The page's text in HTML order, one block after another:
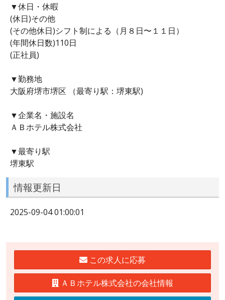
▼休日・休暇
(休日)その他
(その他休日)シフト制による（月８日〜１１日）
(年間休日数)110日
(正社員)
▼勤務地
大阪府堺市堺区 （最寄り駅：堺東駅)
▼企業名・施設名
ＡＢホテル株式会社
▼最寄り駅
堺東駅
情報更新日
2025-09-04 01:00:01
この求人に応募
ＡＢホテル株式会社の会社情報